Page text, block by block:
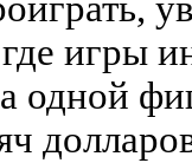
игры
одной